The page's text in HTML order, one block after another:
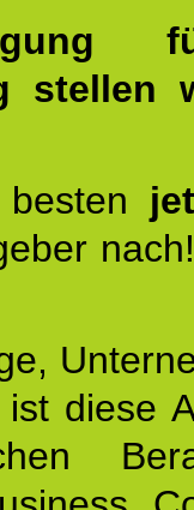
stellen
diese